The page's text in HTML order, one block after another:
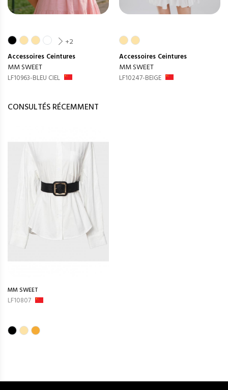
+2
Accessoires Ceintures
MM SWEET
LF10963-BLEU CIEL
Accessoires Ceintures
MM SWEET
LF10247-BEIGE
CONSULTÉS RÉCEMMENT
MM SWEET
LF10807